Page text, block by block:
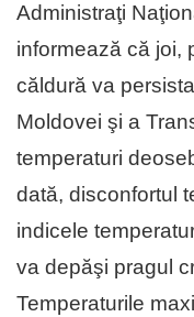
Administraţi
informează că joi,
căldură va
Moldovei şi a
temperaturi
dată, disconfortul
indicele
va depăşi pragul
Temperaturile